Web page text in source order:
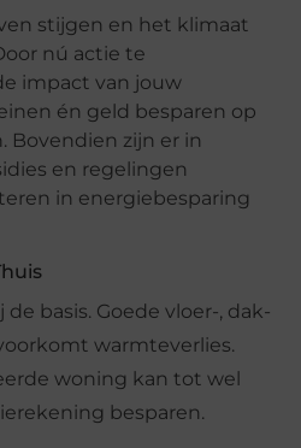
stijgen en het klimaat
nú actie te
impact van jouw
én geld besparen op
Bovendien zijn er in
en regelingen
in energiebesparing
de basis. Goede vloer-, dak-
warmteverlies.
woning kan tot wel
besparen.